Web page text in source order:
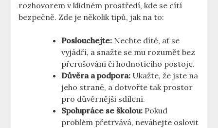
rozhovorem ⁣v klidném prostředí, ⁤kde se cítí
bezpečně. Zde je několik tipů, jak na ⁤to:
Poslouchejte: Nechte dítě, ať se
⁤vyjádří,⁣ a snažte se⁣ mu rozumět bez ​
přerušování ⁢či⁢ hodnotícího postoje.
Důvěra ​a podpora: Ukažte,⁣ že jste na⁣
jeho straně, ‍a dotvořte⁣ tak prostor
pro důvěrnější ‌sdílení.
Spolupráce se školou: Pokud
‌problém​ přetrvává, neváhejte oslovit